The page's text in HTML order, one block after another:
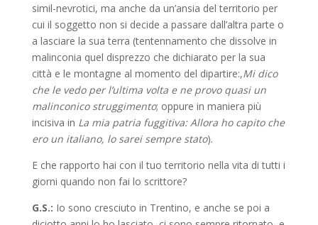
simil-nevrotici, ma anche da un’ansia del territorio per
cui il soggetto non si decide a passare dall’altra parte o
a lasciare la sua terra (tentennamento che dissolve in
malinconia quel disprezzo che dichiarato per la sua
città e le montagne al momento del dipartire:,Mi dico
che le vedo per l’ultima volta e ne provo quasi un
malinconico struggimento; oppure in maniera più
incisiva in La mia patria fuggitiva: Allora ho capito che
ero un italiano, lo sarei sempre stato).
E che rapporto hai con il tuo territorio nella vita di tutti i
giorni quando non fai lo scrittore?
G.S.: Io sono cresciuto in Trentino, e anche se poi a